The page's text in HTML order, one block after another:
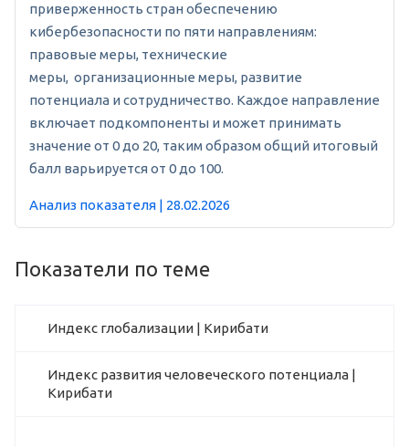
приверженность стран обеспечению
кибербезопасности по пяти направлениям:
правовые меры, технические
меры, организационные меры, развитие
потенциала и сотрудничество. Каждое направление
включает подкомпоненты и может принимать
значение от 0 до 20, таким образом общий итоговый
балл варьируется от 0 до 100.
Анализ показателя | 28.02.2026
Показатели по теме
Индекс глобализации | Кирибати
Индекс развития человеческого потенциала |
Кирибати